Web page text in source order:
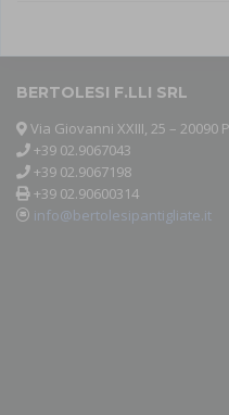
più
varianti.
opzioni
possono
essere
scelte
nella
BERTOLESI F.LLI SRL
Via Giovanni XXIII, 25 – 20090
+39 02.9067043
+39 02.9067198
+39 02.90600314
info@bertolesipantigliate.it